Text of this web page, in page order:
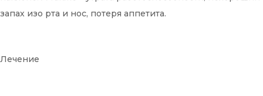
запах изо рта и нос, потеря аппетита.
Лечение